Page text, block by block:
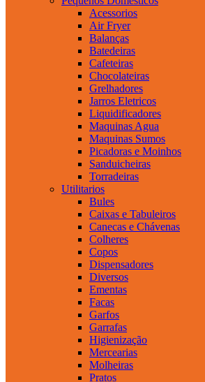
Acessorios
Air Fryer
Balanças
Batedeiras
Cafeteiras
Chocolateiras
Grelhadores
Jarros Eletricos
Liquidificadores
Maquinas Agua
Maquinas Sumos
Picadoras e Moinhos
Sanduicheiras
Torradeiras
Utilitarios
Bules
Caixas e Tabuleiros
Canecas e Chávenas
Colheres
Copos
Dispensadores
Diversos
Ementas
Facas
Garfos
Garrafas
Higienização
Mercearias
Molheiras
Pratos